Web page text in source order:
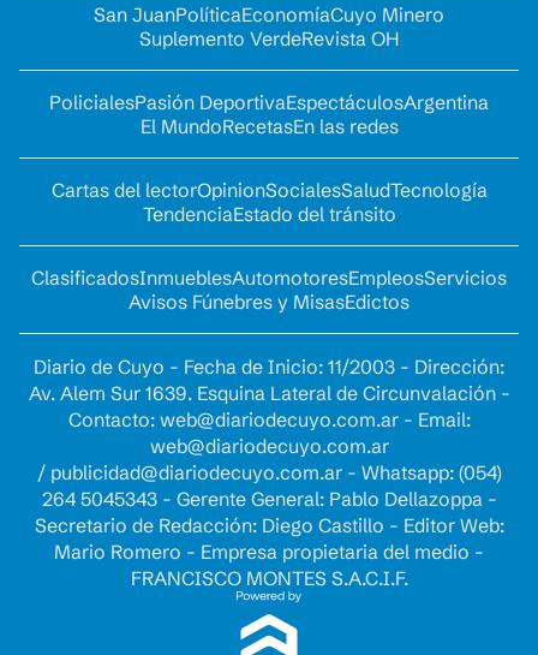
San JuanPolíticaEconomíaCuyo Minero
Suplemento VerdeRevista OH
PolicialesPasión DeportivaEspectáculosArgentina
El MundoRecetasEn las redes
Cartas del lectorOpinionSocialesSaludTecnología
TendenciaEstado del tránsito
ClasificadosInmueblesAutomotoresEmpleosServicios
Avisos Fúnebres y MisasEdictos
Diario de Cuyo - Fecha de Inicio: 11/2003 - Dirección:
Av. Alem Sur 1639. Esquina Lateral de Circunvalación -
Contacto: web@diariodecuyo.com.ar- Email:
web@diariodecuyo.com.ar
/ publicidad@diariodecuyo.com.ar- Whatsapp: (054)
264 5045343 - Gerente General: Pablo Dellazoppa -
Secretario de Redacción: Diego Castillo - Editor Web:
Mario Romero - Empresa propietaria del medio -
FRANCISCO MONTES S.A.C.I.F.